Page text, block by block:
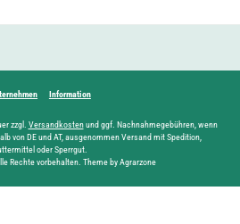
Information
zzgl. Versandkostenund ggf. Nachnahmegebühren, wenn
von DE und AT, ausgenommen Versand mit Spedition,
oder Sperrgut.
Rechte vorbehalten. Theme by Agrarzone